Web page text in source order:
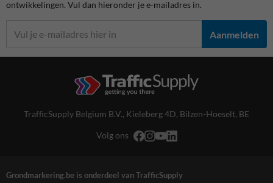
ontwikkelingen. Vul dan hieronder je e-mailadres in.
Aanmelden
TrafficSupply Belgium B.V., Kieleberg 4D, Bilzen-Hoeselt, BE
Volg ons
Grondmarkering.be is onderdeel van TrafficSupply